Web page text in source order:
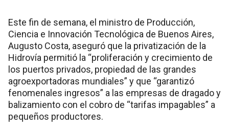
Este fin de semana, el ministro de Producción,
Ciencia e Innovación Tecnológica de Buenos Aires,
Augusto Costa, aseguró que la privatización de la
Hidrovía permitió la “proliferación y crecimiento de
los puertos privados, propiedad de las grandes
agroexportadoras mundiales” y que “garantizó
fenomenales ingresos” a las empresas de dragado y
balizamiento con el cobro de “tarifas impagables” a
pequeños productores.